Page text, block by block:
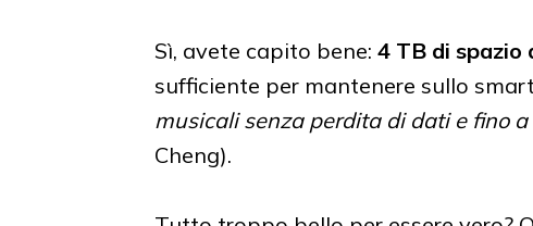
Sì, avete capito bene: 4 TB di spazio
sufficiente per mantenere sullo
musicali senza perdita di dati e fino
Cheng).